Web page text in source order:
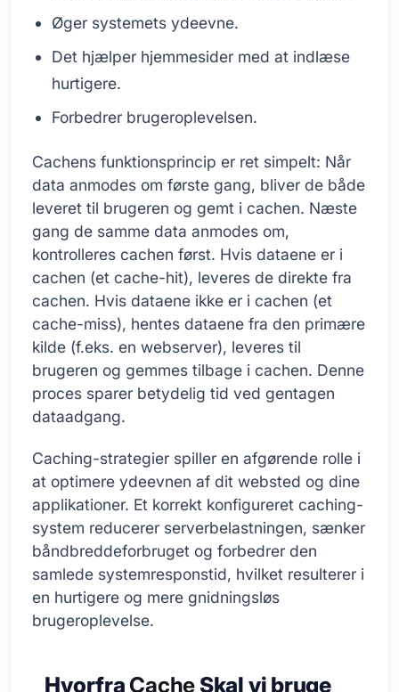
Øger systemets ydeevne.
Det hjælper hjemmesider med at indlæse
hurtigere.
Forbedrer brugeroplevelsen.
Cachens funktionsprincip er ret simpelt: Når
data anmodes om første gang, bliver de både
leveret til brugeren og gemt i cachen. Næste
gang de samme data anmodes om,
kontrolleres cachen først. Hvis dataene er i
cachen (et cache-hit), leveres de direkte fra
cachen. Hvis dataene ikke er i cachen (et
cache-miss), hentes dataene fra den primære
kilde (f.eks. en webserver), leveres til
brugeren og gemmes tilbage i cachen. Denne
proces sparer betydelig tid ved gentagen
dataadgang.
Caching-strategier spiller en afgørende rolle i
at optimere ydeevnen af dit websted og dine
applikationer. Et korrekt konfigureret caching-
system reducerer serverbelastningen, sænker
båndbreddeforbruget og forbedrer den
samlede systemresponstid, hvilket resulterer i
en hurtigere og mere gnidningsløs
brugeroplevelse.
Hvorfra CacheSkal vi bruge